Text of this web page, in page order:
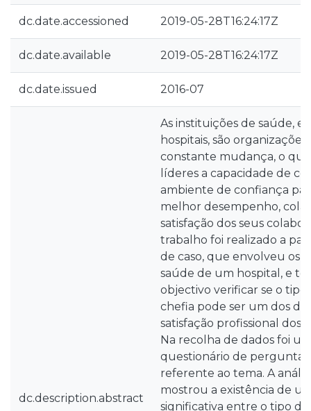
dc.date.accessioned 2019-05-28T16:24:17Z
dc.date.available 2019-05-28T16:24:17Z
dc.date.issued 2016-07
dc.description.abstract
As instituições de saúde,
hospitais, são
constante mudança, o
líderes a capacidade de
ambiente de confiança
melhor desempenho,
satisfação dos seus
trabalho foi realizado a
de caso, que envolveu os
saúde de um hospital, e
objectivo verificar se o tipo
chefia pode ser um dos
satisfação profissional dos
Na recolha de dados foi
questionário de perguntas
referente ao tema. A
mostrou a existência de
significativa entre o tipo